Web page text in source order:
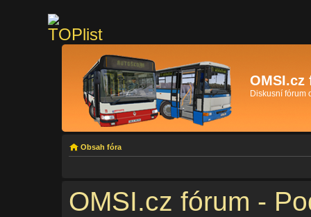
OMSI.cz
Diskusní fórum
Obsah fóra
OMSI.cz fórum -